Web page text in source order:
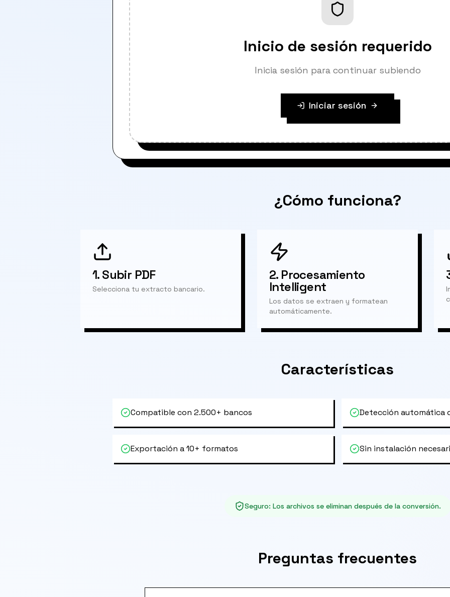
Inicio de sesión requerido
Inicia sesión para continuar subiendo
Iniciar sesión
¿Cómo funciona?
1.Subir PDF
Selecciona tu extracto bancario.
2. Procesamiento
Intelligent
Los datos se extraen y formatean
automáticamente.
Características
Compatible con 2.500+ bancos Detección automática
Exportación a 10+ formatos Sin instalación
Seguro: Los archivos se eliminan después de la conversión.
Preguntas frecuentes